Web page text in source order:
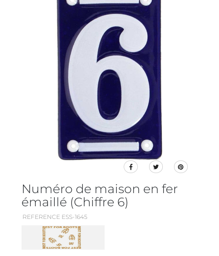
Numéro de maison en fer
émaillé (Chiffre 6)
REFERENCE ESS-1645